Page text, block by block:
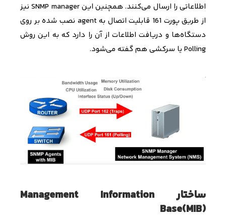
اطلاعاتی را ارسال می­‌کنند. همچنین اینSNMP managerنیز
از طریق پورت 161
قابلیت اتصال بهagent نصب شده بر روی
دستگاه‌­ها و دریافت اطلاعات از آن را دارد که به این روش
Polling یا سرکشی هم گفته می­‌شود.
ساختار Management Information
Base(MIB)